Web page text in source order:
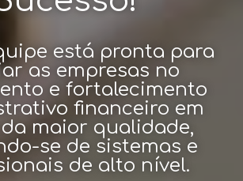
está pronta para
as empresas no
e fortalecimento
financeiro em
maior qualidade,
se de sistemas e
de alto nível.